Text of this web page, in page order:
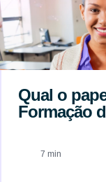
Qual o
Formação
7 min